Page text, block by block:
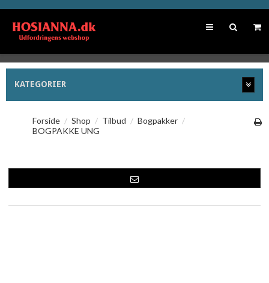
KATEGORIER
Forside / Shop / Tilbud / Bogpakker /
BOGPAKKE UNG